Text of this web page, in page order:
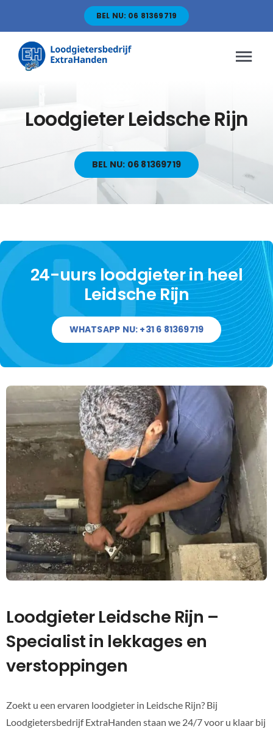
content
BEL NU: 06 81369719
HOME
Diensten
Servicegebied
BLOG
Loodgieter Leidsche Rijn
BEL NU: 06 81369719
24-uurs loodgieter in heel
Leidsche Rijn
WHATSAPP NU: +31 6 81369719
Loodgieter Leidsche Rijn –
Specialist in lekkages en
verstoppingen
Zoekt u een ervaren loodgieter in Leidsche Rijn? Bij
Loodgietersbedrijf ExtraHanden staan we 24/7 voor u klaar bij